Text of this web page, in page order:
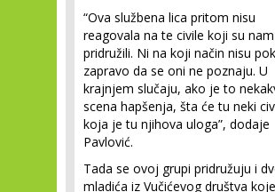
“Ova službena lica pritom nisu
reagovala na te civile koji su
pridružili. Ni na koji način nisu
zapravo da se oni ne poznaju. U
krajnjem slučaju, ako je to
scena hapšenja, šta će tu neki
koja je tu njihova uloga”, dodaje
Pavlović.
Tada se ovoj grupi pridružuju i
mladića iz Vučićevog društva koje